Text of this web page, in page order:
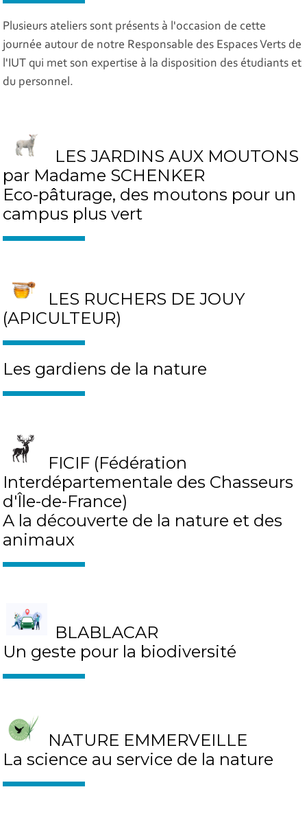
Plusieurs ateliers sont présents à l'occasion de cette
journée autour de notre Responsable des Espaces Verts de
l'IUT qui met son expertise à la disposition des étudiants et
du personnel.
LES JARDINS AUX MOUTONS
par Madame SCHENKER
Eco-pâturage, des moutons pour un
campus plus vert
LES RUCHERS DE JOUY
(APICULTEUR)
Les gardiens de la nature
FICIF (Fédération
Interdépartementale des Chasseurs
d'Île-de-France)
A la découverte de la nature et des
animaux
BLABLACAR
Un geste pour la biodiversité
NATURE EMMERVEILLE
La science au service de la nature